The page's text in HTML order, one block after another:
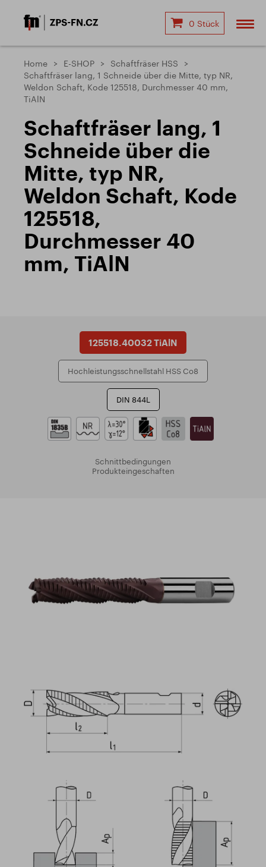
0 Stück
Home E-SHOP
Schaftfräser HSS
Schaftfräser lang, 1 Schneide über die Mitte, typ NR,
Weldon Schaft, Kode 125518, Durchmesser 40 mm,
TiAlN
Schaftfräser lang, 1
Schneide über die
Mitte, typ NR,
Weldon Schaft, Kode
125518,
Durchmesser 40
mm, TiAlN
125518.40032 TiAlN
Hochleistungsschnellstahl HSS Co8
DIN 844L
Schnittbedingungen
Produkteingeschaften